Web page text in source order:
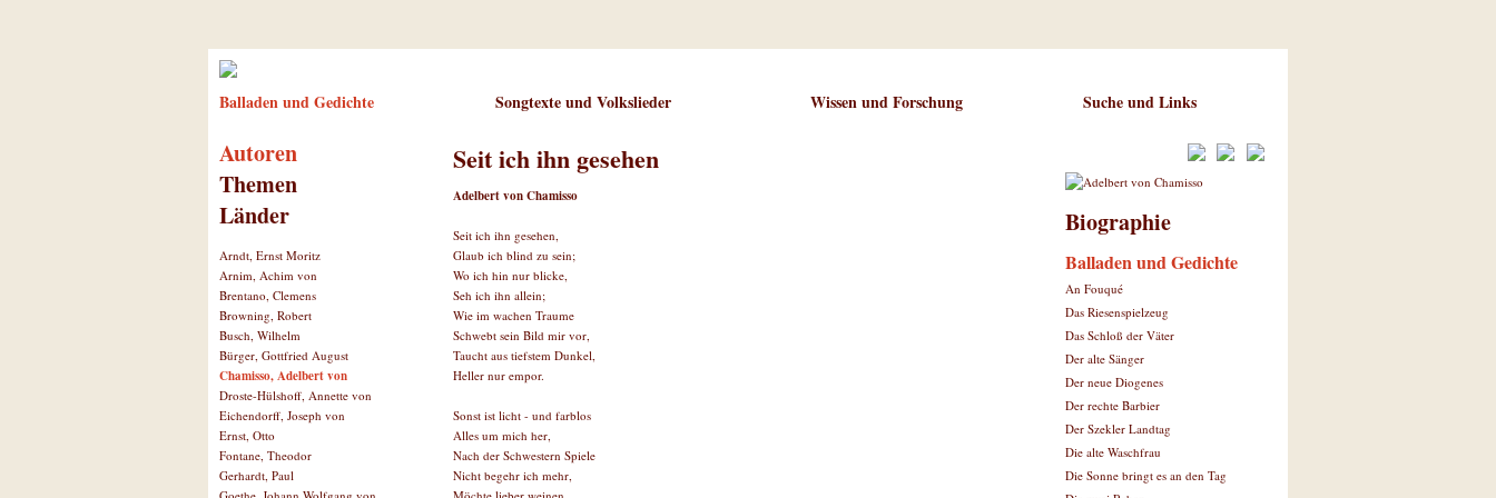
Balladen und Gedichte Songtexte und Volkslieder Wissen und Forschung Suche und Links
Autoren
Themen
Länder
Arndt, Ernst Moritz
Arnim, Achim von
Brentano, Clemens
Browning, Robert
Busch, Wilhelm
Bürger, Gottfried August
Chamisso, Adelbert von
Droste-Hülshoff, Annette von
Eichendorff, Joseph von
Ernst, Otto
Fontane, Theodor
Gerhardt, Paul
Seit ich ihn gesehen
Adelbert von Chamisso
Seit ich ihn gesehen,
Glaub ich blind zu sein;
Wo ich hin nur blicke,
Seh ich ihn allein;
Wie im wachen Traume
Schwebt sein Bild mir vor,
Taucht aus tiefstem Dunkel,
Heller nur empor.
Sonst ist licht - und farblos
Alles um mich her,
Nach der Schwestern Spiele
Nicht begehr ich mehr,
Biographie
Balladen und Gedichte
An Fouqué
Das Riesenspielzeug
Das Schloß der Väter
Der alte Sänger
Der neue Diogenes
Der rechte Barbier
Der Szekler Landtag
Die alte Waschfrau
Die Sonne bringt es an den Tag